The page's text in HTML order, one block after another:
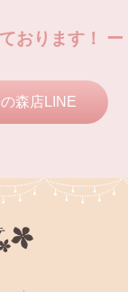
おります！ ー
森店LINE